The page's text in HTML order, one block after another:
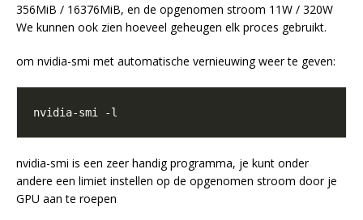
356MiB / 16376MiB, en de opgenomen stroom 11W / 320W
We kunnen ook zien hoeveel geheugen elk proces gebruikt.
om nvidia-smi met automatische vernieuwing weer te geven:
nvidia-smi is een zeer handig programma, je kunt onder
andere een limiet instellen op de opgenomen stroom door je
GPU aan te roepen